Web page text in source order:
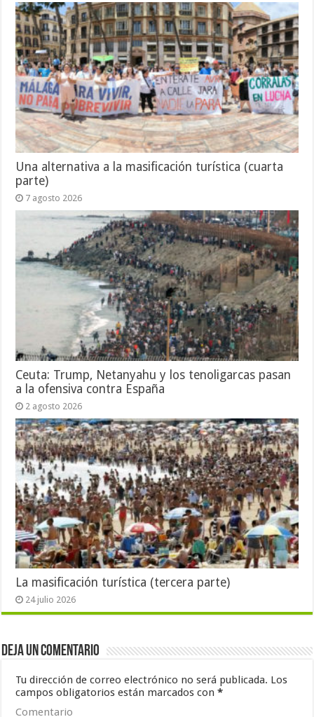
Una alternativa a la masificación turística (cuarta
parte)
7 agosto 2026
Ceuta: Trump, Netanyahu y los tenoligarcas pasan
a la ofensiva contra España
2 agosto 2026
La masificación turística (tercera parte)
24 julio 2026
Deja un comentario
Tu dirección de correo electrónico no será publicada. Los
campos obligatorios están marcados con*
Comentario